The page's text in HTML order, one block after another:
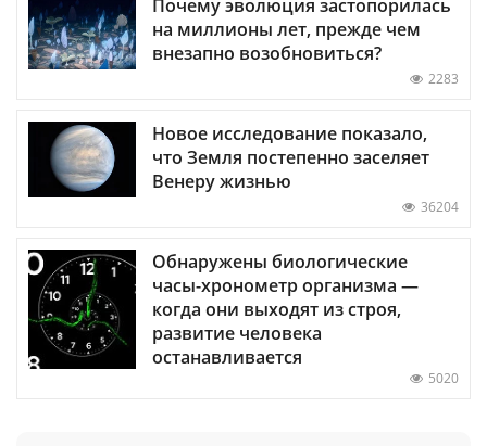
Почему эволюция застопорилась
на миллионы лет, прежде чем
внезапно возобновиться?
2283
Новое исследование показало,
что Земля постепенно заселяет
Венеру жизнью
36204
Обнаружены биологические
часы-хронометр организма —
когда они выходят из строя,
развитие человека
останавливается
5020